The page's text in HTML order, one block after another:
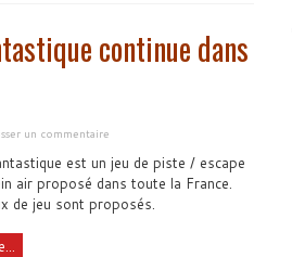
continue dans
un commentaire
est un jeu de piste / escape
air proposé dans toute la France.
de jeu sont proposés.